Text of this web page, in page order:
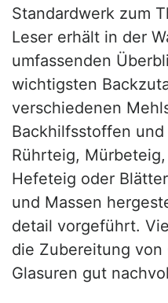
Standardwerk zum
Leser erhält in der
umfassenden
wichtigsten
verschiedenen
Backhilfsstoffen
Rührteig,
Hefeteig oder
und Massen
detail vorgeführt.
die Zubereitung von
Glasuren gut